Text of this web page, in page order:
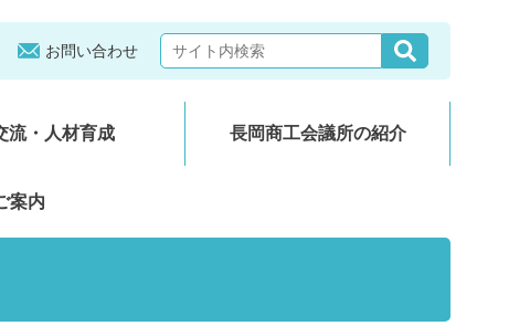
お問い合わせ
流・人材育成 長岡商工会議所の紹介
案内